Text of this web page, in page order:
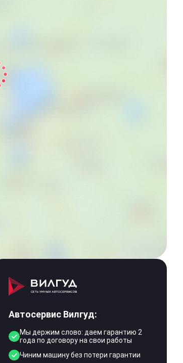
Автосервис Вилгуд:
Мы держим слово: даем гарантию 2
года по договору на свои работы
Чиним машину без потери гарантии